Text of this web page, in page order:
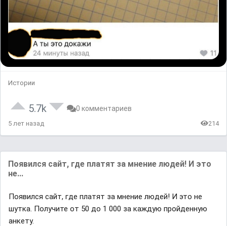
Истории
5.7k 0 комментариев
5 лет назад 214
Появился сайт, где платят за мнение людей! И это
не...
Появился сайт, где платят за мнение людей! И это не
шутка. Получите от 50 до 1 000 за каждую пройденную
анкету.